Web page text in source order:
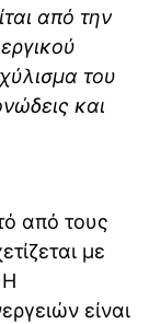
από την
του
και
από τους
με
Η
είναι